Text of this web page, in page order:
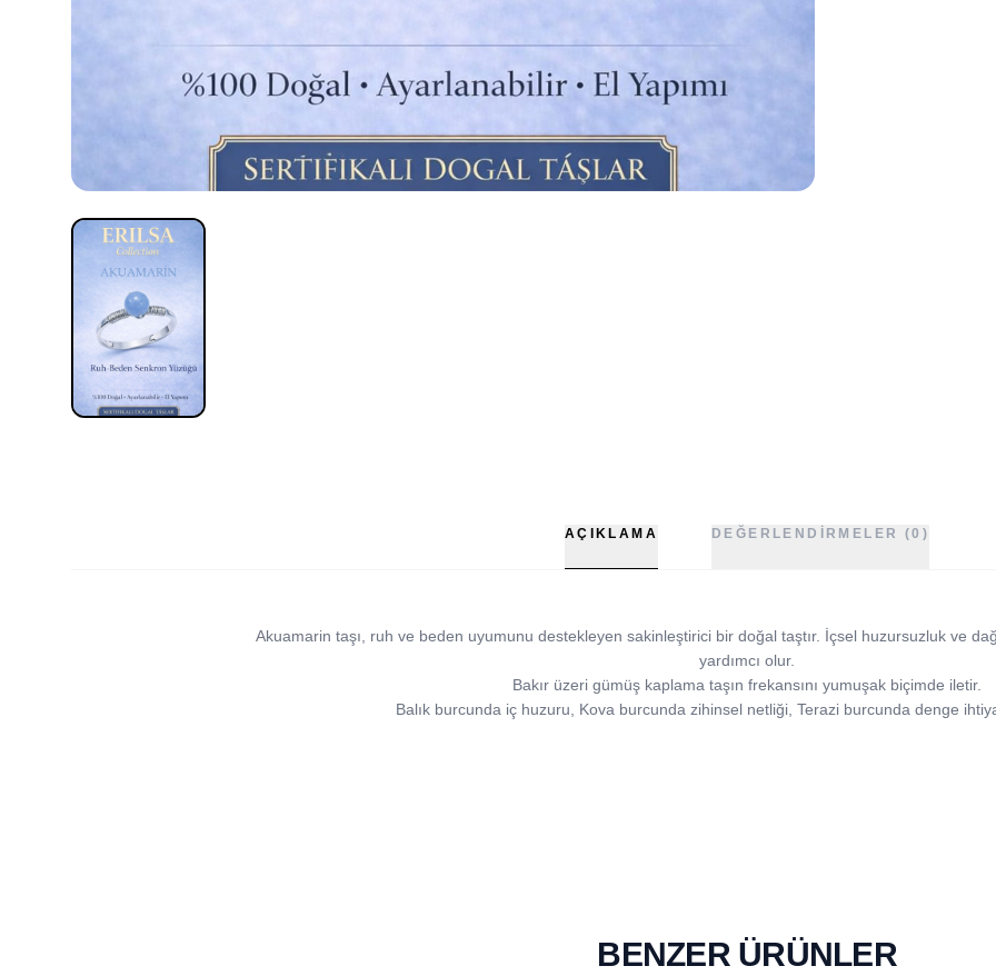
AÇIKLAMA DEĞERLENDIRMELER (0)
Akuamarin taşı, ruh ve beden uyumunu destekleyen sakinleştirici bir doğal taştır. İçsel huzursuzluk ve
yardımcı olur.
Bakır üzeri gümüş kaplama taşın frekansını yumuşak biçimde iletir.
Balık burcunda iç huzuru, Kova burcunda zihinsel netliği, Terazi burcunda denge
BENZER ÜRÜNLER